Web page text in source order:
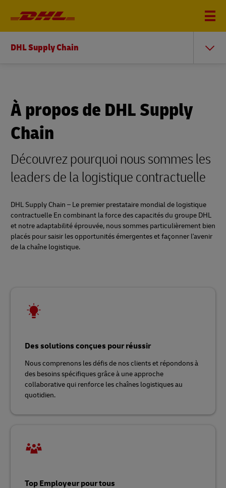
DHL Supply Chain
À propos de DHL Supply
Chain
Découvrez pourquoi nous sommes les
leaders de la logistique contractuelle
DHL Supply Chain – Le premier prestataire mondial de logistique
contractuelle En combinant la force des capacités du groupe DHL
et notre adaptabilité éprouvée, nous sommes particulièrement bien
placés pour saisir les opportunités émergentes et façonner l'avenir
de la chaîne logistique.
Des solutions conçues pour réussir
Nous comprenons les défis de nos clients et répondons à
des besoins spécifiques grâce à une approche
collaborative qui renforce les chaînes logistiques au
quotidien.
Top Employeur pour tous